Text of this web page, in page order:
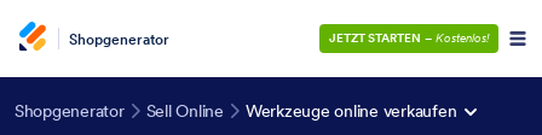
Shopgenerator JETZT STARTEN – Kostenlos!
Shopgenerator Sell Online Werkzeuge online verkaufen